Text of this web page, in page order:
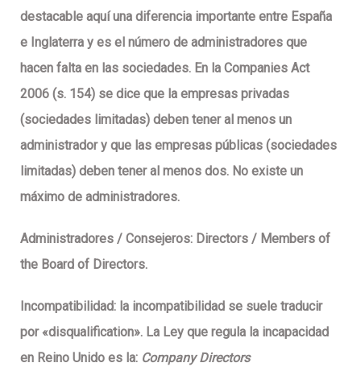
destacable aquí una diferencia importante entre España
e Inglaterra y es el número de administradores que
hacen falta en las sociedades. En la Companies Act
2006 (s. 154) se dice que la empresas privadas
(sociedades limitadas) deben tener al menos un
administrador y que las empresas públicas (sociedades
limitadas) deben tener al menos dos. No existe un
máximo de administradores.
Administradores / Consejeros: Directors / Members of
the Board of Directors.
Incompatibilidad: la incompatibilidad se suele traducir
por «disqualification». La Ley que regula la incapacidad
en Reino Unido es la: Company Directors